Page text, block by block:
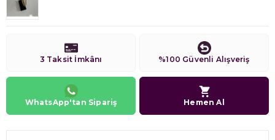
3 Taksit İmkânı %100 Güvenli Alışveriş
WhatsApp'tan Sipariş Hemen Al